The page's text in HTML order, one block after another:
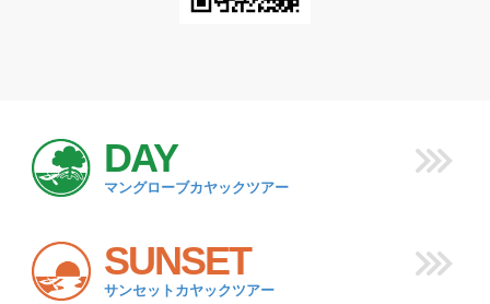
DAY
マングローブカヤックツアー
SUNSET
サンセットカヤックツアー